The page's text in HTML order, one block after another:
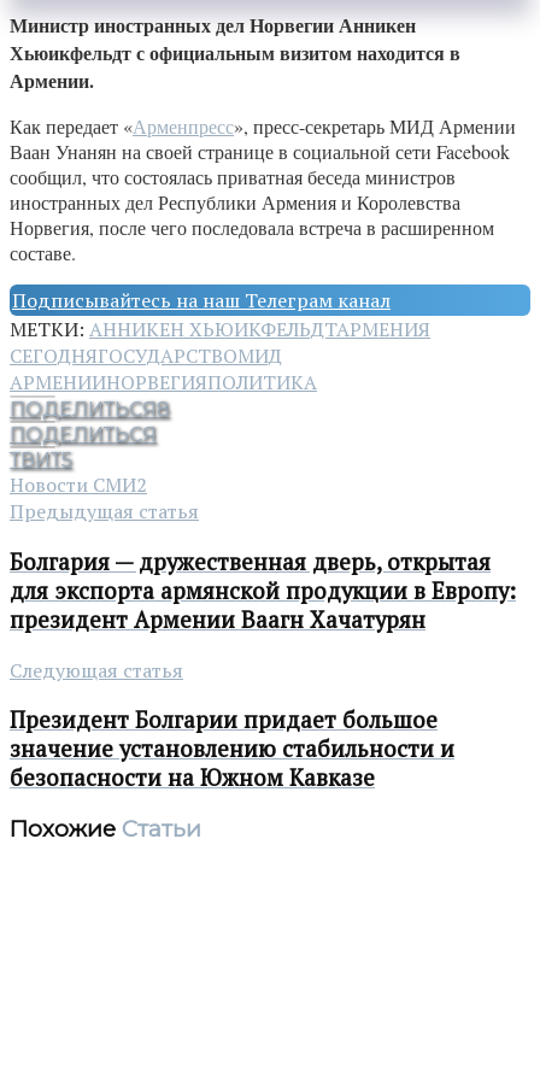
Министр иностранных дел Норвегии Анникен
Хьюикфельдт с официальным визитом находится в
Армении.
Как передает «Арменпресс», пресс-секретарь МИД Армении
Ваан Унанян на своей странице в социальной сети Facebook
сообщил, что состоялась приватная беседа министров
иностранных дел Республики Армения и Королевства
Норвегия, после чего последовала встреча в расширенном
составе.
Подписывайтесь на наш Телеграм канал
МЕТКИ: АННИКЕН ХЬЮИКФЕЛЬДТАРМЕНИЯ
СЕГОДНЯГОСУДАРСТВОМИД
АРМЕНИИНОРВЕГИЯПОЛИТИКА
ПОДЕЛИТЬСЯ8
ПОДЕЛИТЬСЯ
ТВИТ5
Новости СМИ2
Предыдущая статья
Болгария — дружественная дверь, открытая
для экспорта армянской продукции в Европу:
президент Армении Ваагн Хачатурян
Следующая статья
Президент Болгарии придает большое
значение установлению стабильности и
безопасности на Южном Кавказе
Похожие Статьи